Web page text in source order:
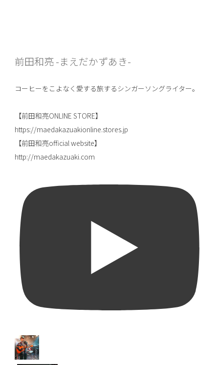
前田和亮 -まえだかずあき-
コーヒーをこよなく愛する旅するシンガーソングライター。
【前田和亮ONLINE STORE】
https://maedakazuakionline.stores.jp
【前田和亮official website】
http://maedakazuaki.com